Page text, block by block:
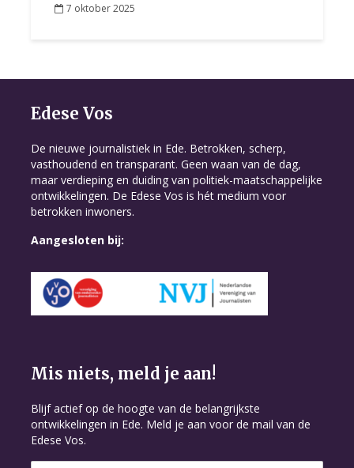
7 oktober 2025
Edese Vos
De nieuwe journalistiek in Ede. Betrokken, scherp,
vasthoudend en transparant. Geen waan van de dag,
maar verdieping en duiding van politiek-maatschappelijke
ontwikkelingen. De Edese Vos is hét medium voor
betrokken inwoners.
Aangesloten bij:
Mis niets, meld je aan!
Blijf actief op de hoogte van de belangrijkste
ontwikkelingen in Ede. Meld je aan voor de mail van de
Edese Vos.